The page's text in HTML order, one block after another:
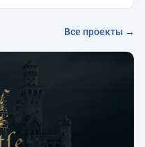
Все проекты →